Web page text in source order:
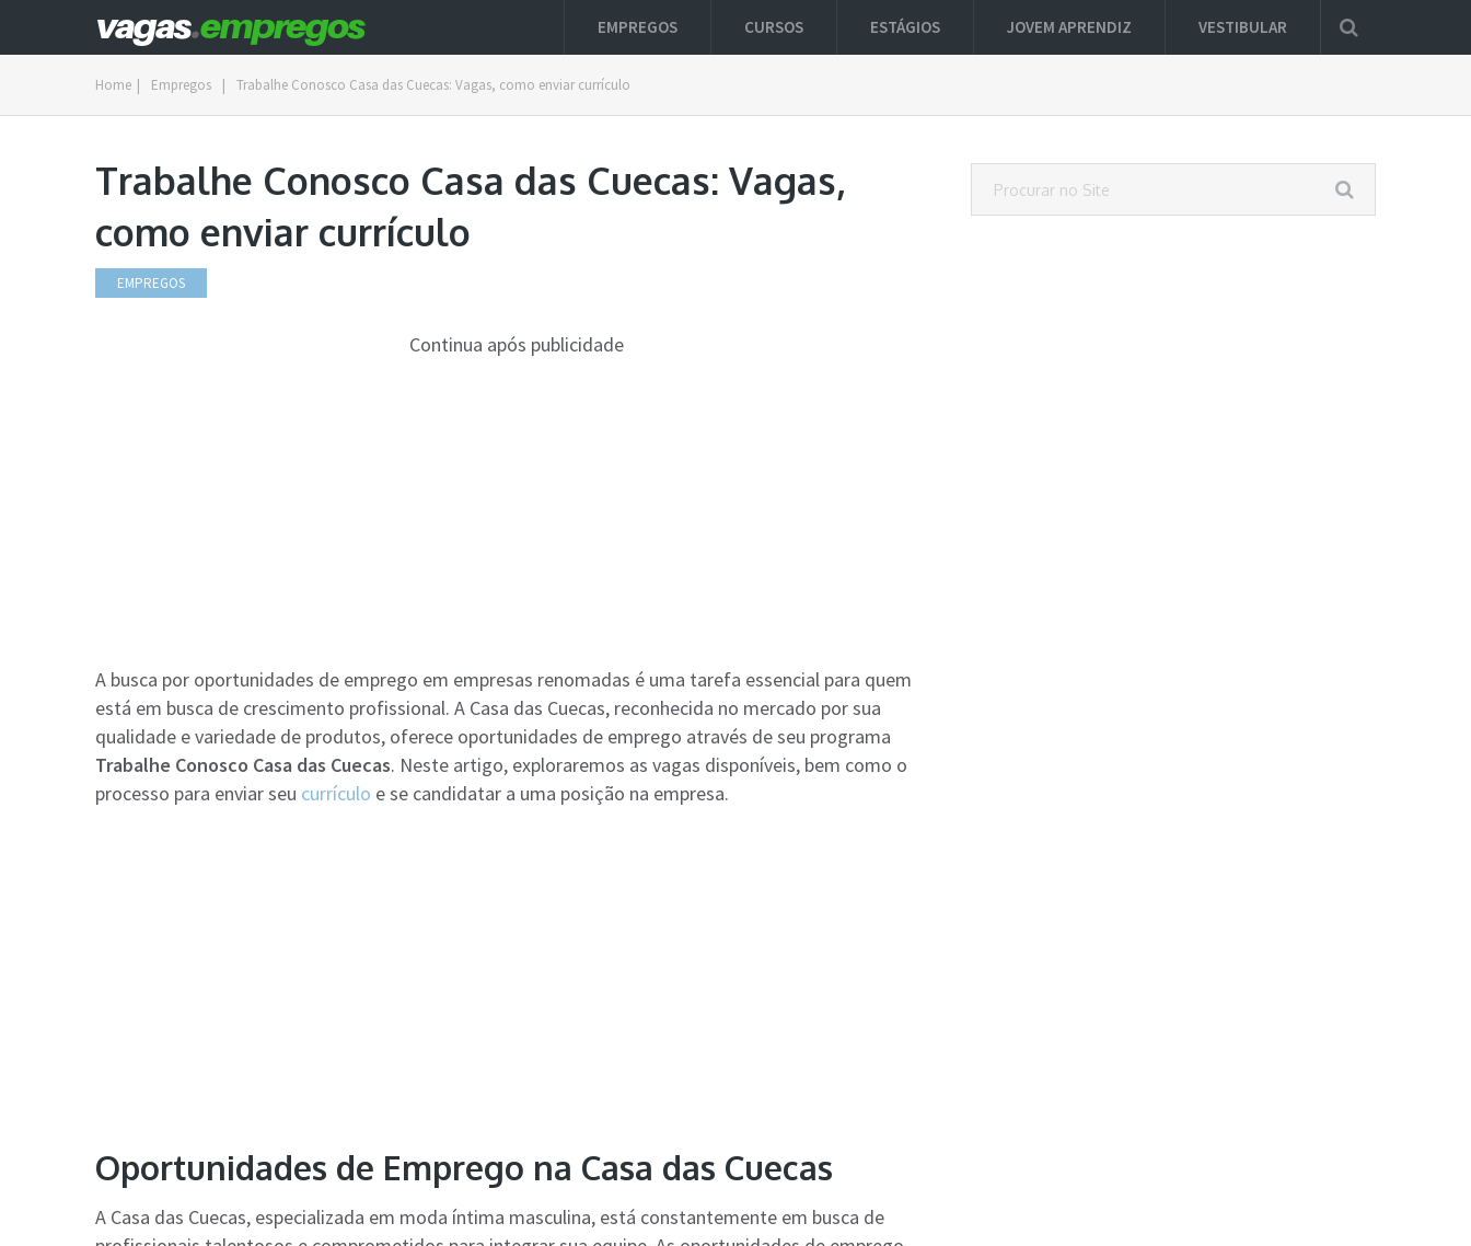
EMPREGOS CURSOS ESTÁGIOS JOVEM APRENDIZ VESTIBULAR
Home | Empregos | Trabalhe Conosco Casa das Cuecas: Vagas, como enviar currículo
Trabalhe Conosco Casa das Cuecas: Vagas,
como enviar currículo
EMPREGOS
Continua após publicidade
A busca por oportunidades de emprego em empresas renomadas é uma tarefa essencial para quem
está em busca de crescimento profissional. A Casa das Cuecas, reconhecida no mercado por sua
qualidade e variedade de produtos, oferece oportunidades de emprego através de seu programa
Trabalhe Conosco Casa das Cuecas. Neste artigo, exploraremos as vagas disponíveis, bem como o
processo para enviar seu currículo e se candidatar a uma posição na empresa.
Oportunidades de Emprego na Casa das Cuecas
A Casa das Cuecas, especializada em moda íntima masculina, está constantemente em busca de